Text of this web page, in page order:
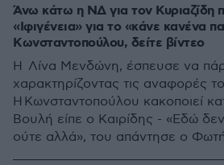
Άνω κάτω η ΝΔ για τον Κυριαζίδη
«Ιφιγένεια» για το «κάνε κανένα
Κωνσταντοπούλου, δείτε βίντεο
Η Λίνα Μενδώνη, έσπευσε να
χαρακτηρίζοντας τις αναφορές
Η Κωνσταντοπούλου κακοποιεί
Βουλή είπε ο Καιρίδης - «Εδώ
ούτε αλλά», του απάντησε ο